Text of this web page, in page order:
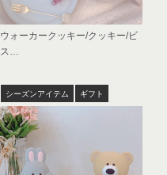
ウォーカークッキー/クッキー/ビ
ス…
シーズンアイテム ギフト